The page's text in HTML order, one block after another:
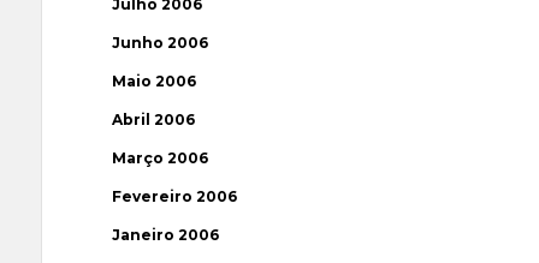
Julho 2006
Junho 2006
Maio 2006
Abril 2006
Março 2006
Fevereiro 2006
Janeiro 2006